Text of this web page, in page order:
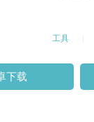
工具
下载